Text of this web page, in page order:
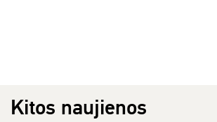
Kitos naujienos